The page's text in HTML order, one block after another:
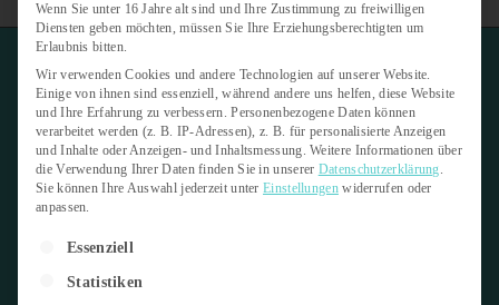
Wenn Sie unter 16 Jahre alt sind und Ihre Zustimmung zu freiwilligen
Diensten geben möchten, müssen Sie Ihre Erziehungsberechtigten um
Erlaubnis bitten.
Wir verwenden Cookies und andere Technologien auf unserer Website.
Einige von ihnen sind essenziell, während andere uns helfen, diese Website
und Ihre Erfahrung zu verbessern. Personenbezogene Daten können
verarbeitet werden (z. B. IP-Adressen), z. B. für personalisierte Anzeigen
und Inhalte oder Anzeigen- und Inhaltsmessung. Weitere Informationen über
die Verwendung Ihrer Daten finden Sie in unserer Datenschutzerklärung.
Sie können Ihre Auswahl jederzeit unterEinstellungenwiderrufen oder
anpassen.
Es folgt eine Liste der Service-Gruppen, für die eine Einwilligung
Essenziell
Statistiken